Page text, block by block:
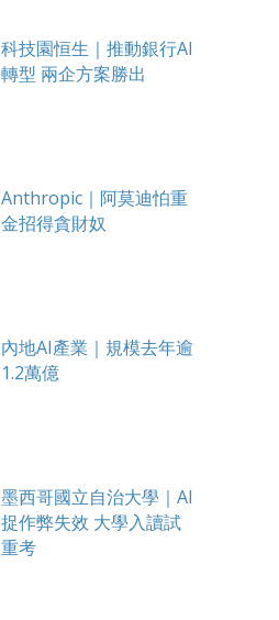
科技園恒生｜推動銀行AI
轉型 兩企方案勝出
Anthropic｜阿莫迪怕重
金招得貪財奴
內地AI產業｜規模去年逾
1.2萬億
墨西哥國立自治大學｜AI
捉作弊失效 大學入讀試
重考